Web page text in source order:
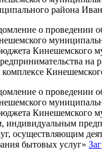
района
о проведении
Кинешемского
на
о проведении
Кинешемского
индивидуальным
осуществляющим
бытовых услуг»